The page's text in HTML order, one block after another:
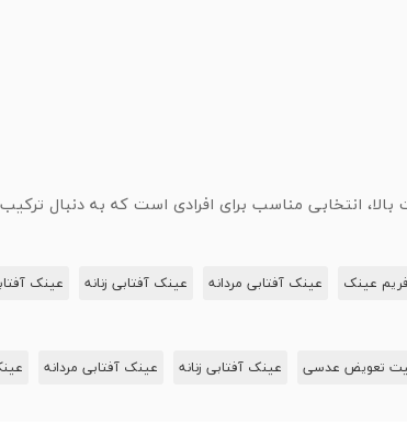
انتخابی مناسب برای افرادی است که به دنبال
فریم عینک عینک آفتابی مردانه عینک آفتابی زنانه عینک
تعویض عدسی عینک آفتابی زنانه عینک آفتابی مردانه